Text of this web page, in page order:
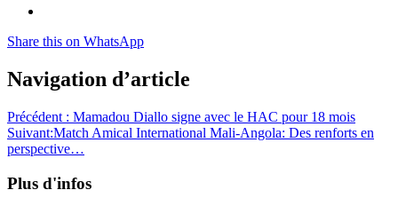
Share this on WhatsApp
Navigation d’article
Précédent : Mamadou Diallo signe avec le HAC pour 18 mois
Suivant:Match Amical International Mali-Angola: Des renforts en
perspective…
Plus d'infos